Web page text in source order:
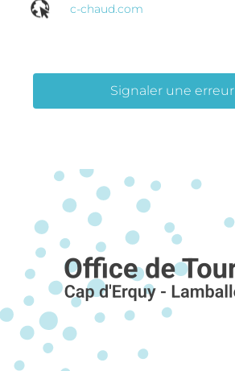
c-chaud.com
Signaler une erreur